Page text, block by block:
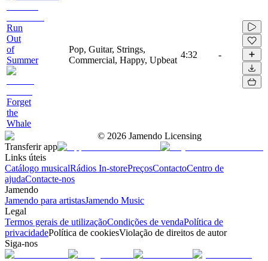
Run
Out
of
Summer
Forget
the
Whale
Pop, Guitar, Strings,
Commercial, Happy, Upbeat
4:32 -
© 2026 Jamendo Licensing
Transferir app
Links úteis
Catálogo musicalRádios In-storePreçosContactoCentro de
ajudaContacte-nos
Jamendo
Jamendo para artistasJamendo Music
Legal
Termos gerais de utilizaçãoCondições de vendaPolítica de
privacidadePolítica de cookiesViolação de direitos de autor
Siga-nos